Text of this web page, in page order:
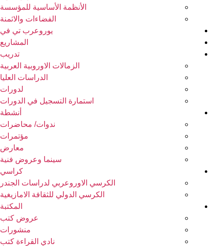
الأنظمة الأساسية للمؤسسة
الفضاءات والاثمنة
يوروعرب تي في
المشاريع
تدريب
الزمالات الاوروبية العربية
الدراسات العليا
لدورات
استمارة التسجيل في الدورات
أنشطة
ندوات/ محاضرات
مؤتمرات
معارض
سينما وعروض فنية
كراسي
الكرسي الاوروعربي لدراسات الجندر
الكرسي الدولي للثقافة الامازيغية
المكتبة
عروض كتب
منشورات
نادي القراءة كتب